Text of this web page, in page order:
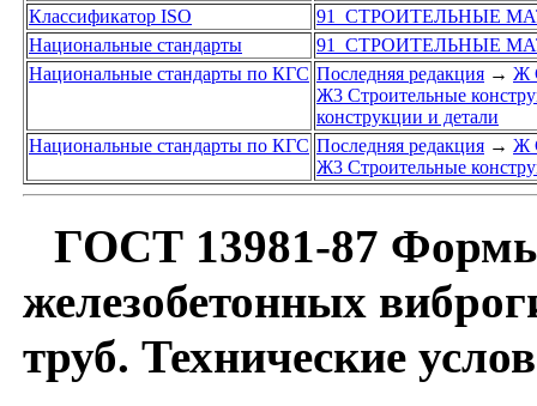
Классификатор ISO
91 СТРОИТЕЛЬНЫЕ
Национальные стандарты
91 СТРОИТЕЛЬНЫЕ
Национальные стандарты по КГС Последняя редакция → Ж
Ж3 Строительные
конструкции и детали
Национальные стандарты по КГС Последняя редакция → Ж
Ж3 Строительные
ГОСТ 13981-87 Формы
железобетонных
труб. Технические